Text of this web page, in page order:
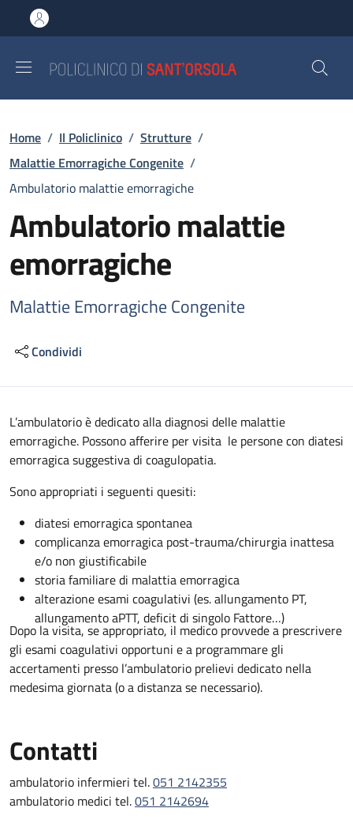
al contenuto principale
to footer content
Briciole di pane
Home / Il Policlinico / Strutture /
Malattie Emorragiche Congenite /
Ambulatorio malattie emorragiche
Ambulatorio malattie
emorragiche
Malattie Emorragiche Congenite
Condividi
Descrizione
L’ambulatorio è dedicato alla diagnosi delle malattie
emorragiche. Possono afferire per visita le persone con diatesi
emorragica suggestiva di coagulopatia.
Sono appropriati i seguenti quesiti:
diatesi emorragica spontanea
complicanza emorragica post-trauma/chirurgia inattesa
e/o non giustificabile
storia familiare di malattia emorragica
alterazione esami coagulativi (es. allungamento PT,
allungamento aPTT, deficit di singolo Fattore…)
Dopo la visita, se appropriato, il medico provvede a prescrivere
gli esami coagulativi opportuni e a programmare gli
accertamenti presso l’ambulatorio prelievi dedicato nella
medesima giornata (o a distanza se necessario).
Contatti
ambulatorio infermieri tel.051 2142355
ambulatorio medici tel.051 2142694